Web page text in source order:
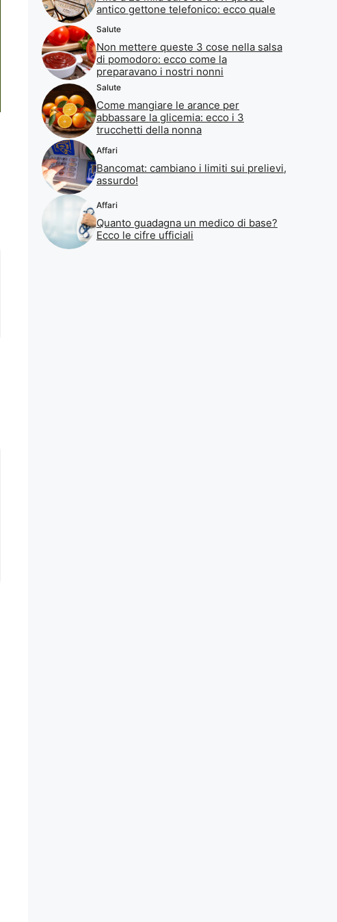
antico gettone telefonico: ecco quale
Salute
Non mettere queste 3 cose nella salsa
di pomodoro: ecco come la
preparavano i nostri nonni
Salute
Come mangiare le arance per
abbassare la glicemia: ecco i 3
trucchetti della nonna
Affari
Bancomat: cambiano i limiti sui prelievi,
assurdo!
Affari
Quanto guadagna un medico di base?
Ecco le cifre ufficiali